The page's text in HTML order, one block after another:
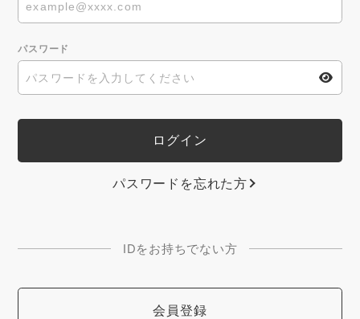
パスワード
パスワードを忘れた方
IDをお持ちでない方
会員登録